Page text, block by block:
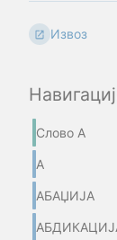
Извоз
Слово А
А
АБАЏИЈA